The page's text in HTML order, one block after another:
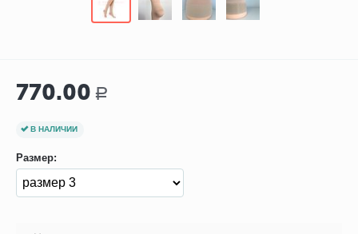
770.00 Р
В НАЛИЧИИ
Размер: